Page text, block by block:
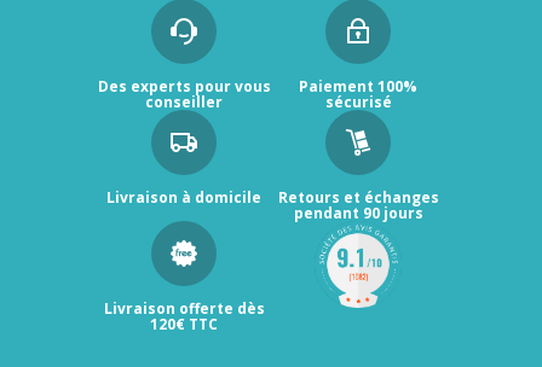
Des experts pour vous
conseiller
Paiement 100%
sécurisé
Livraison à domicile Retours et échanges
pendant 90 jours
Livraison offerte dès
120€ TTC